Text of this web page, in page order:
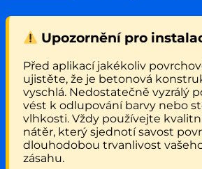
Upozornění pro
Před aplikací jakékoliv
ujistěte, že je betonová
vyschlá. Nedostatečně vyzrálý
vést k odlupování barvy nebo
vlhkosti. Vždy používejte
nátěr, který sjednotí savost
dlouhodobou trvanlivost
zásahu.